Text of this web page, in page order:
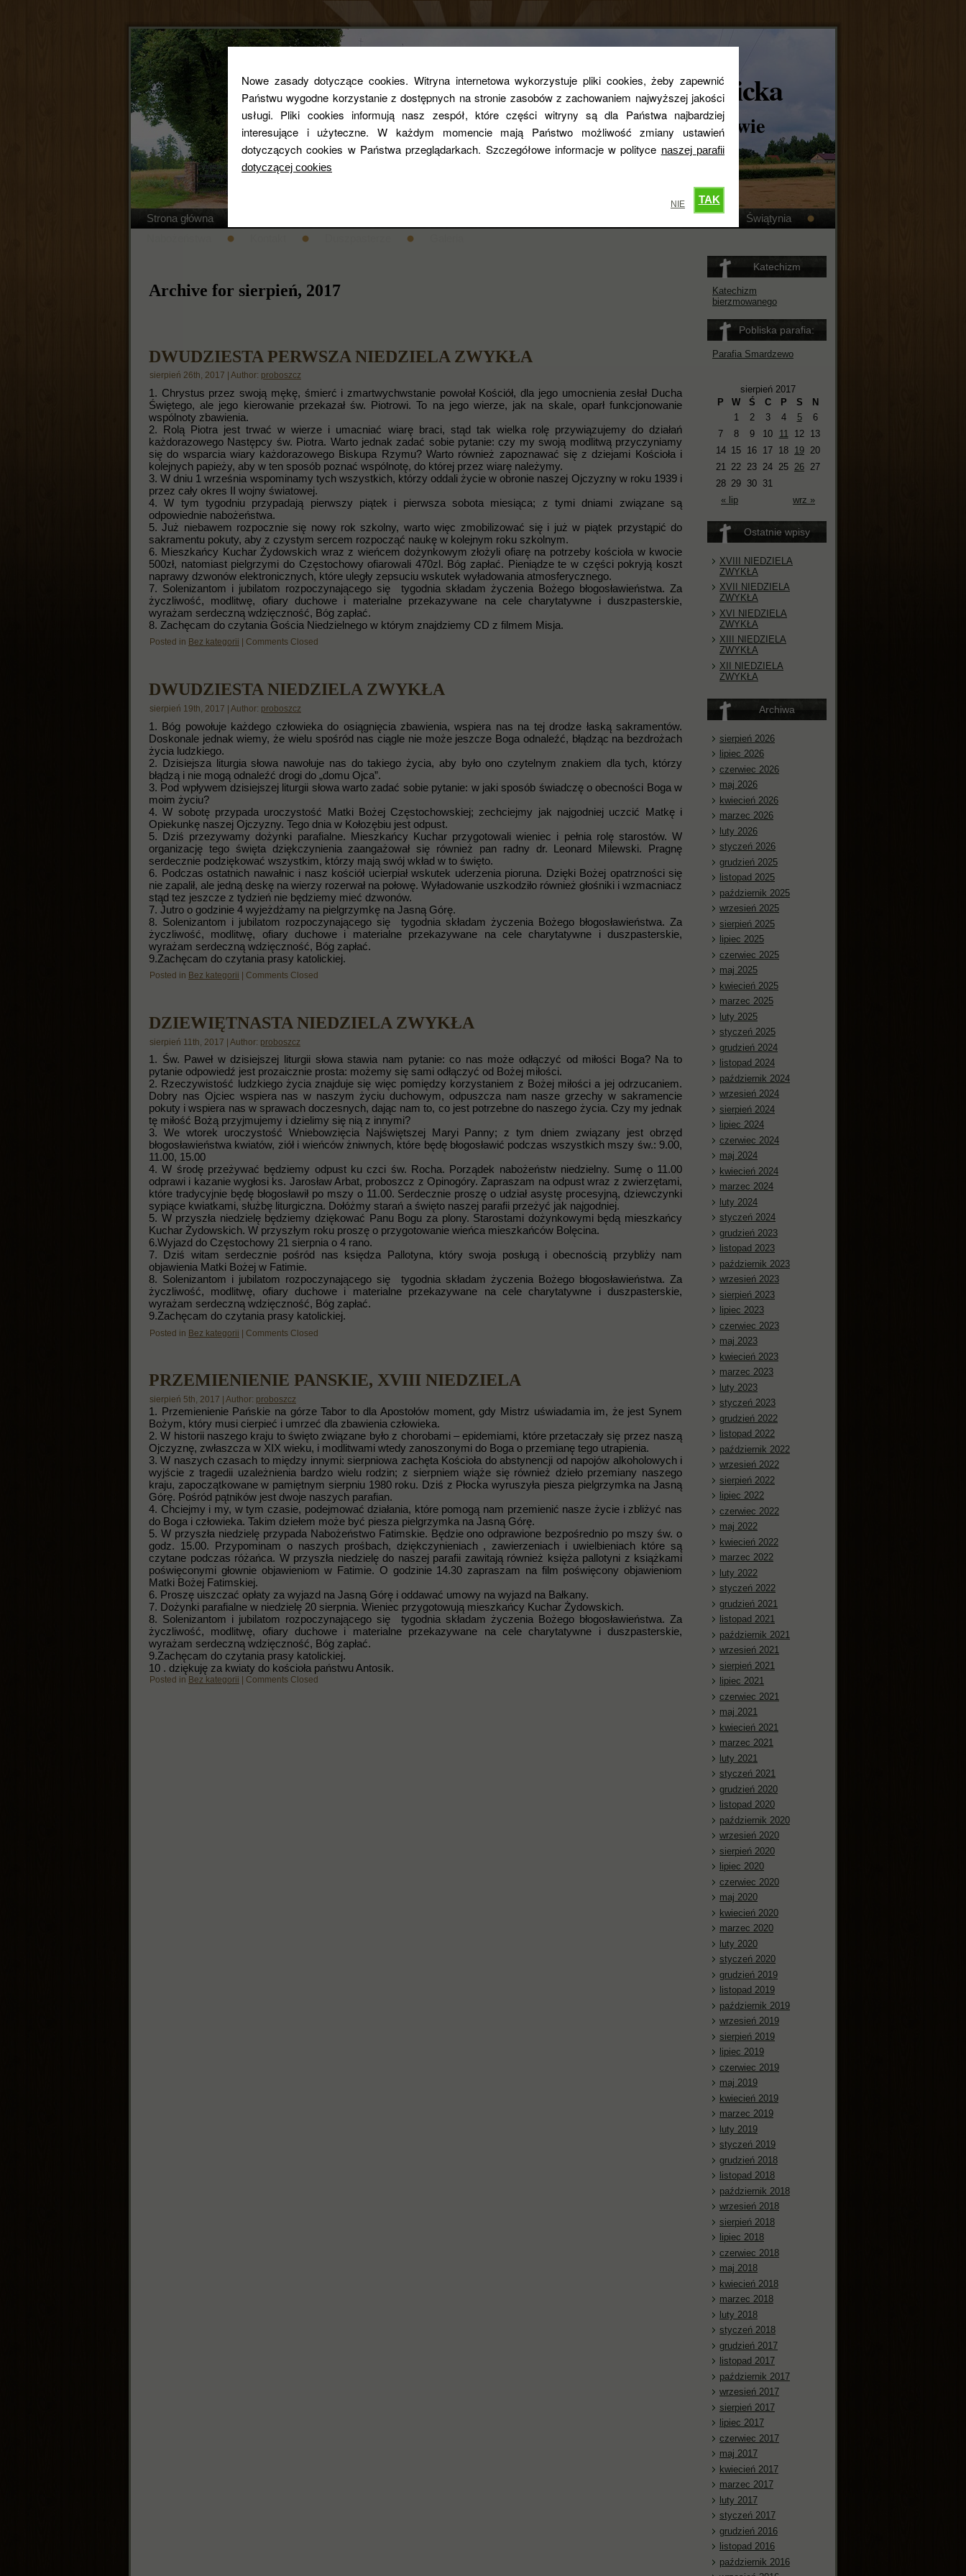
Nowe zasady dotyczące cookies. Witryna internetowa wykorzystuje pliki cookies, żeby zapewnić
Państwu wygodne korzystanie z dostępnych na stronie zasobów z zachowaniem najwyższej jakości
usługi. Pliki cookies informują nasz zespół, które części witryny są dla Państwa najbardziej
interesujące i użyteczne. W każdym momencie mają Państwo możliwość zmiany ustawień
dotyczących cookies w Państwa przeglądarkach. Szczegółowe informacje w polityce naszej parafii
dotyczącej cookies
TAK
NIE
Parafia rzymskokatolicka
pw. Św. Zygmunta w Królewie
Strona główna
Świątynia
Archive for sierpień, 2017
DWUDZIESTA PERWSZA NIEDZIELA ZWYKŁA
sierpień 26th, 2017 | Author: proboszcz
1. Chrystus przez swoją mękę, śmierć i zmartwychwstanie powołał Kościół, dla jego umocnienia zesłał Ducha
Świętego, ale jego kierowanie przekazał św. Piotrowi. To na jego wierze, jak na skale, oparł funkcjonowanie
wspólnoty zbawienia.
2. Rolą Piotra jest trwać w wierze i umacniać wiarę braci, stąd tak wielka rolę przywiązujemy do działań
każdorazowego Następcy św. Piotra. Warto jednak zadać sobie pytanie: czy my swoją modlitwą przyczyniamy
się do wsparcia wiary każdorazowego Biskupa Rzymu? Warto również zapoznawać się z dziejami Kościoła i
kolejnych papieży, aby w ten sposób poznać wspólnotę, do której przez wiarę należymy.
3. W dniu 1 września wspominamy tych wszystkich, którzy oddali życie w obronie naszej Ojczyzny w roku 1939 i
przez cały okres II wojny światowej.
4. W tym tygodniu przypadają pierwszy piątek i pierwsza sobota miesiąca; z tymi dniami związane są
odpowiednie nabożeństwa.
5. Już niebawem rozpocznie się nowy rok szkolny, warto więc zmobilizować się i już w piątek przystąpić do
sakramentu pokuty, aby z czystym sercem rozpocząć naukę w kolejnym roku szkolnym.
6. Mieszkańcy Kuchar Żydowskich wraz z wieńcem dożynkowym złożyli ofiarę na potrzeby kościoła w kwocie
500zł, natomiast pielgrzymi do Częstochowy ofiarowali 470zl. Bóg zapłać. Pieniądze te w części pokryją koszt
naprawy dzwonów elektronicznych, które uległy zepsuciu wskutek wyładowania atmosferycznego.
7. Solenizantom i jubilatom rozpoczynającego się tygodnia składam życzenia Bożego błogosławieństwa. Za
życzliwość, modlitwę, ofiary duchowe i materialne przekazywane na cele charytatywne i duszpasterskie,
wyrażam serdeczną wdzięczność, Bóg zapłać.
8. Zachęcam do czytania Gościa Niedzielnego w którym znajdziemy CD z filmem Misja.
Posted in Bez kategorii Comments Closed
DWUDZIESTA NIEDZIELA ZWYKŁA
sierpień 19th, 2017 | Author: proboszcz
1. Bóg powołuje każdego człowieka do osiągnięcia zbawienia, wspiera nas na tej drodze łaską sakramentów.
Doskonale jednak wiemy, że wielu spośród nas ciągle nie może jeszcze Boga odnaleźć, błądząc na bezdrożach
życia ludzkiego.
2. Dzisiejsza liturgia słowa nawołuje nas do takiego życia, aby było ono czytelnym znakiem dla tych, którzy
błądzą i nie mogą odnaleźć drogi do „domu Ojca”.
3. Pod wpływem dzisiejszej liturgii słowa warto zadać sobie pytanie: w jaki sposób świadczę o obecności Boga w
moim życiu?
4. W sobotę przypada uroczystość Matki Bożej Częstochowskiej; zechciejmy jak najgodniej uczcić Matkę i
Opiekunkę naszej Ojczyzny. Tego dnia w Kołozębiu jest odpust.
5. Dziś przezywamy dożynki parafialne. Mieszkańcy Kuchar przygotowali wieniec i pełnia rolę starostów. W
organizację tego święta dziękczynienia zaangażował się również pan radny dr. Leonard Milewski. Pragnę
serdecznie podziękować wszystkim, którzy mają swój wkład w to święto.
6. Podczas ostatnich nawałnic i nasz kościół ucierpiał wskutek uderzenia pioruna. Dzięki Bożej opatrzności się
nie zapalił, ale jedną deskę na wierzy rozerwał na połowę. Wyładowanie uszkodziło również głośniki i wzmacniacz
stąd tez jeszcze z tydzień nie będziemy mieć dzwonów.
7. Jutro o godzinie 4 wyjeżdżamy na pielgrzymkę na Jasną Górę.
8. Solenizantom i jubilatom rozpoczynającego się tygodnia składam życzenia Bożego błogosławieństwa. Za
życzliwość, modlitwę, ofiary duchowe i materialne przekazywane na cele charytatywne i duszpasterskie,
wyrażam serdeczną wdzięczność, Bóg zapłać.
9.Zachęcam do czytania prasy katolickiej.
Posted in Bez kategorii Comments Closed
DZIEWIĘTNASTA NIEDZIELA ZWYKŁA
sierpień 11th, 2017 | Author: proboszcz
1. Św. Paweł w dzisiejszej liturgii słowa stawia nam pytanie: co nas może odłączyć od miłości Boga? Na to
pytanie odpowiedź jest prozaicznie prosta: możemy się sami odłączyć od Bożej miłości.
2. Rzeczywistość ludzkiego życia znajduje się więc pomiędzy korzystaniem z Bożej miłości a jej odrzucaniem.
Dobry nas Ojciec wspiera nas w naszym życiu duchowym, odpuszcza nam nasze grzechy w sakramencie
pokuty i wspiera nas w sprawach doczesnych, dając nam to, co jest potrzebne do naszego życia. Czy my jednak
tę miłość Bożą przyjmujemy i dzielimy się nią z innymi?
3. We wtorek uroczystość Wniebowzięcia Najświętszej Maryi Panny; z tym dniem związany jest obrzęd
błogosławieństwa kwiatów, ziół i wieńców żniwnych, które będę błogosławić podczas wszystkich mszy św.: 9.00,
11.00, 15.00
4. W środę przeżywać będziemy odpust ku czci św. Rocha. Porządek nabożeństw niedzielny. Sumę o 11.00
odprawi i kazanie wygłosi ks. Jarosław Arbat, proboszcz z Opinogóry. Zapraszam na odpust wraz z zwierzętami,
które tradycyjnie będę błogosławił po mszy o 11.00. Serdecznie proszę o udział asystę procesyjną, dziewczynki
sypiące kwiatkami, służbę liturgiczna. Dołóżmy starań a święto naszej parafii przeżyć jak najgodniej.
5. W przyszła niedzielę będziemy dziękować Panu Bogu za plony. Starostami dożynkowymi będą mieszkańcy
Kuchar Żydowskich. W przyszłym roku proszę o przygotowanie wieńca mieszkańców Bolęcina.
6.Wyjazd do Częstochowy 21 sierpnia o 4 rano.
7. Dziś witam serdecznie pośród nas księdza Pallotyna, który swoja posługą i obecnością przybliży nam
objawienia Matki Bożej w Fatimie.
8. Solenizantom i jubilatom rozpoczynającego się tygodnia składam życzenia Bożego błogosławieństwa. Za
życzliwość, modlitwę, ofiary duchowe i materialne przekazywane na cele charytatywne i duszpasterskie,
wyrażam serdeczną wdzięczność, Bóg zapłać.
9.Zachęcam do czytania prasy katolickiej.
Posted in Bez kategorii | Comments Closed
PRZEMIENIENIE PANSKIE, XVIII NIEDZIELA
sierpień 5th, 2017 | Author: proboszcz
1. Przemienienie Pańskie na górze Tabor to dla Apostołów moment, gdy Mistrz uświadamia im, że jest Synem
Bożym, który musi cierpieć i umrzeć dla zbawienia człowieka.
2. W historii naszego kraju to święto związane było z chorobami – epidemiami, które przetaczały się przez naszą
Ojczyznę, zwłaszcza w XIX wieku, i modlitwami wtedy zanoszonymi do Boga o przemianę tego utrapienia.
3. W naszych czasach to między innymi: sierpniowa zachęta Kościoła do abstynencji od napojów alkoholowych i
wyjście z tragedii uzależnienia bardzo wielu rodzin; z sierpniem wiąże się również dzieło przemiany naszego
kraju, zapoczątkowane w pamiętnym sierpniu 1980 roku. Dziś z Płocka wyruszyła piesza pielgrzymka na Jasną
Górę. Pośród pątników jest dwoje naszych parafian.
4. Chciejmy i my, w tym czasie, podejmować działania, które pomogą nam przemienić nasze życie i zbliżyć nas
do Boga i człowieka. Takim dziełem może być piesza pielgrzymka na Jasną Górę.
5. W przyszła niedzielę przypada Nabożeństwo Fatimskie. Będzie ono odprawione bezpośrednio po mszy św. o
godz. 15.00. Przypominam o naszych prośbach, dziękczynieniach , zawierzeniach i uwielbieniach które są
czytane podczas różańca. W przyszła niedzielę do naszej parafii zawitają również księża pallotyni z książkami
poświęconymi głownie objawieniom w Fatimie. O godzinie 14.30 zapraszam na film poświęcony objawieniom
Matki Bożej Fatimskiej.
6. Proszę uiszczać opłaty za wyjazd na Jasną Górę i oddawać umowy na wyjazd na Bałkany.
7. Dożynki parafialne w niedzielę 20 sierpnia. Wieniec przygotowują mieszkańcy Kuchar Żydowskich.
8. Solenizantom i jubilatom rozpoczynającego się tygodnia składam życzenia Bożego błogosławieństwa. Za
życzliwość, modlitwę, ofiary duchowe i materialne przekazywane na cele charytatywne i duszpasterskie,
wyrażam serdeczną wdzięczność, Bóg zapłać.
9.Zachęcam do czytania prasy katolickiej.
10 . dziękuję za kwiaty do kościoła państwu Antosik.
Posted in Bez kategorii Comments Closed
Katechizm
Katechizm
bierzmowanego
Pobliska parafia:
Parafia Smardzewo
sierpień 2017
P
W Ś C P S N
« lip wrz »
1 2 3 4 5
6
7
8 9 10 11 12 13
14 15 16 17 18 19 20
21 22 23 24 25 26 27
28 29 30 31
Ostatnie wpisy
XVIII NIEDZIELA
ZWYKŁA
XVII NIEDZIELA
ZWYKŁA
XVI NIEDZIELA
ZWYKŁA
XIII NIEDZIELA
ZWYKŁA
XII NIEDZIELA
ZWYKŁA
Archiwa
sierpień 2026
lipiec 2026
czerwiec 2026
maj 2026
kwiecień 2026
marzec 2026
luty 2026
styczeń 2026
grudzień 2025
listopad 2025
październik 2025
wrzesień 2025
sierpień 2025
lipiec 2025
czerwiec 2025
maj 2025
kwiecień 2025
marzec 2025
luty 2025
styczeń 2025
grudzień 2024
listopad 2024
październik 2024
wrzesień 2024
sierpień 2024
lipiec 2024
czerwiec 2024
maj 2024
kwiecień 2024
marzec 2024
luty 2024
styczeń 2024
grudzień 2023
listopad 2023
październik 2023
wrzesień 2023
sierpień 2023
lipiec 2023
czerwiec 2023
maj 2023
kwiecień 2023
marzec 2023
luty 2023
styczeń 2023
grudzień 2022
listopad 2022
październik 2022
wrzesień 2022
sierpień 2022
lipiec 2022
czerwiec 2022
maj 2022
kwiecień 2022
marzec 2022
luty 2022
styczeń 2022
grudzień 2021
listopad 2021
październik 2021
wrzesień 2021
sierpień 2021
lipiec 2021
czerwiec 2021
maj 2021
kwiecień 2021
marzec 2021
luty 2021
styczeń 2021
grudzień 2020
listopad 2020
październik 2020
wrzesień 2020
sierpień 2020
lipiec 2020
czerwiec 2020
maj 2020
kwiecień 2020
marzec 2020
luty 2020
styczeń 2020
grudzień 2019
listopad 2019
październik 2019
wrzesień 2019
sierpień 2019
lipiec 2019
czerwiec 2019
maj 2019
kwiecień 2019
marzec 2019
luty 2019
styczeń 2019
grudzień 2018
listopad 2018
październik 2018
wrzesień 2018
sierpień 2018
lipiec 2018
czerwiec 2018
maj 2018
kwiecień 2018
marzec 2018
luty 2018
styczeń 2018
grudzień 2017
listopad 2017
październik 2017
wrzesień 2017
sierpień 2017
lipiec 2017
czerwiec 2017
maj 2017
kwiecień 2017
marzec 2017
luty 2017
styczeń 2017
grudzień 2016
listopad 2016
październik 2016